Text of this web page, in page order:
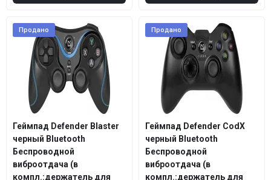
Продано
Геймпад Defender Blaster
черный Bluetooth
Беспроводной
виброотдача (в
компл.:держатель для
Продано
Геймпад Defender CodX
черный Bluetooth
Беспроводной
виброотдача (в
компл.:держатель для